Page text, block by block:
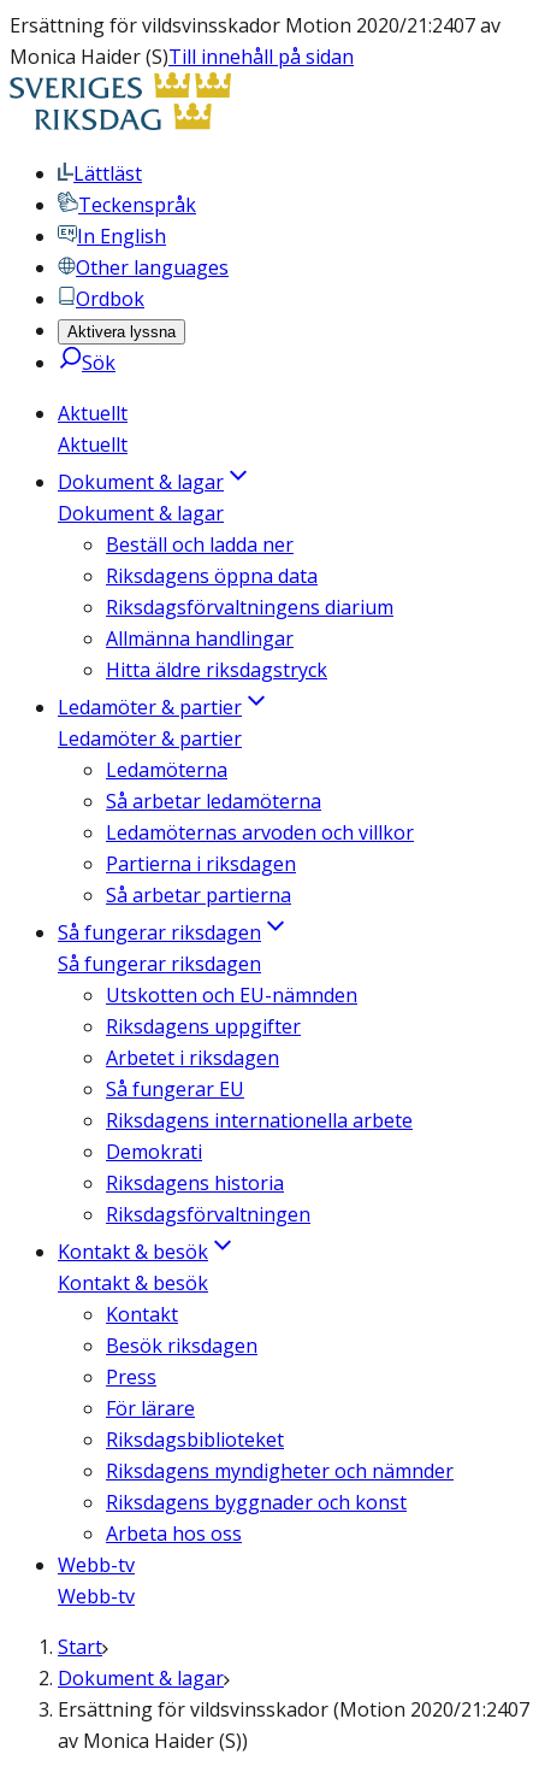
Ersättning för vildsvinsskador Motion 2020/21:2407 av
Monica Haider (S)Till innehåll på sidan
Lättläst
Teckenspråk
In English
Other languages
Ordbok
Aktivera lyssna
Sök
Aktuellt
Aktuellt
Dokument & lagar
Dokument & lagar
Beställ och ladda ner
Riksdagens öppna data
Riksdagsförvaltningens diarium
Allmänna handlingar
Hitta äldre riksdagstryck
Ledamöter & partier
Ledamöter & partier
Ledamöterna
Så arbetar ledamöterna
Ledamöternas arvoden och villkor
Partierna i riksdagen
Så arbetar partierna
Så fungerar riksdagen
Så fungerar riksdagen
Utskotten och EU-nämnden
Riksdagens uppgifter
Arbetet i riksdagen
Så fungerar EU
Riksdagens internationella arbete
Demokrati
Riksdagens historia
Riksdagsförvaltningen
Kontakt & besök
Kontakt & besök
Kontakt
Besök riksdagen
Press
För lärare
Riksdagsbiblioteket
Riksdagens myndigheter och nämnder
Riksdagens byggnader och konst
Arbeta hos oss
Webb-tv
Webb-tv
Start
Dokument & lagar
Ersättning för vildsvinsskador (Motion 2020/21:2407
av Monica Haider (S))